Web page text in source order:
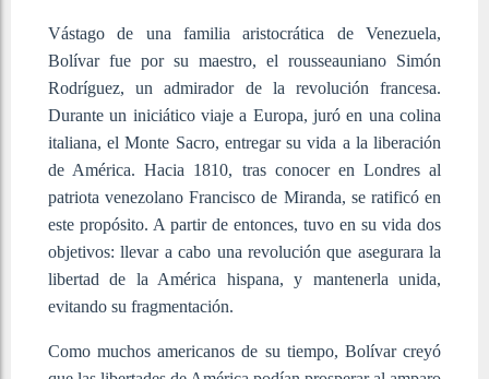
Vástago de una familia aristocrática de Venezuela,
Bolívar fue por su maestro, el rousseauniano Simón
Rodríguez, un admirador de la revolución francesa.
Durante un iniciático viaje a Europa, juró en una colina
italiana, el Monte Sacro, entregar su vida a la liberación
de América. Hacia 1810, tras conocer en Londres al
patriota venezolano Francisco de Miranda, se ratificó en
este propósito. A partir de entonces, tuvo en su vida dos
objetivos: llevar a cabo una revolución que asegurara la
libertad de la América hispana, y mantenerla unida,
evitando su fragmentación.
Como muchos americanos de su tiempo, Bolívar creyó